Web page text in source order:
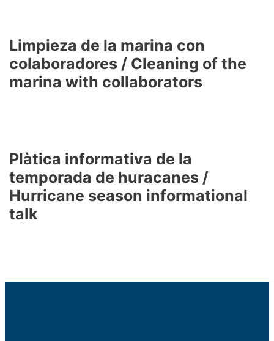
Limpieza de la marina con
colaboradores / Cleaning of the
marina with collaborators
Plàtica informativa de la
temporada de huracanes /
Hurricane season informational
talk